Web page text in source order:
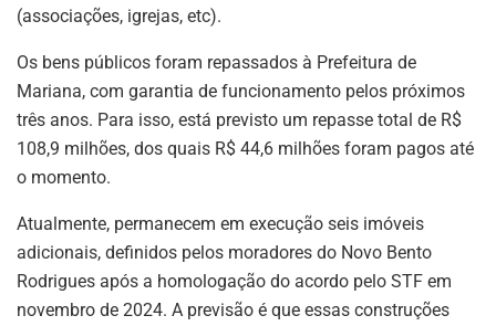
(associações, igrejas, etc).
Os bens públicos foram repassados à Prefeitura de
Mariana, com garantia de funcionamento pelos próximos
três anos. Para isso, está previsto um repasse total de R$
108,9 milhões, dos quais R$ 44,6 milhões foram pagos até
o momento.
Atualmente, permanecem em execução seis imóveis
adicionais, definidos pelos moradores do Novo Bento
Rodrigues após a homologação do acordo pelo STF em
novembro de 2024. A previsão é que essas construções